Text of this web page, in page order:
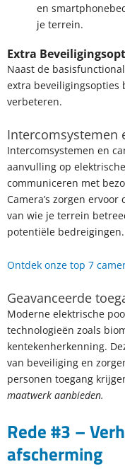
en
je terrein.
Extra
Naast de
extra beveiligingsopties
verbeteren.
Intercomsystemen
Intercomsystemen en
aanvulling op
communiceren met
Camera’s zorgen
van wie je terrein
potentiële bedreigingen.
Ontdek onze top 7
Geavanceerde
Moderne elektrische
technologieën zoals
kentekenherkenning.
van beveiliging en
personen toegang
maatwerk aanbieden.
Rede #3 –
afscherming